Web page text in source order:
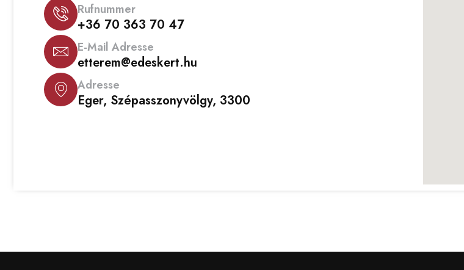
Rufnummer
+36 70 363 70 47
E-Mail Adresse
etterem@edeskert.hu
Adresse
Eger, Szépasszonyvölgy, 3300